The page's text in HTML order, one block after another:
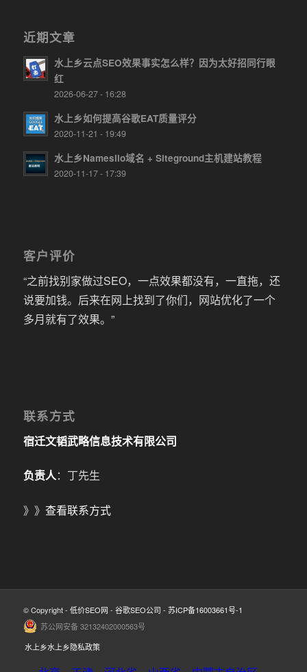
近期文章
水上乡云点SEO效果事实怎么样？因为太好招同行眼
红
2026-06-27 - 16:28
水上乡如何提高谷歌EAT质量评分
2020-11-21 - 19:49
水上乡Namesilo域名 + Siteground主机建站教程
2020-11-17 - 17:39
客户评价
“之前找别家做过SEO，一点效果都没有，一直拖，还
说要加钱。后来在网上找到了你们，网站优化了一个
多月就有了效果。”
联系方式
宿迁文韬武略信息技术有限公司
负责人：丁先生
》》 查看联系方式
© Copyright - 低价SEO网 - 谷歌SEO公司 - 苏ICP备16003661号-1
苏公网安备 32132402000563号
水上乡水上乡隐私政策